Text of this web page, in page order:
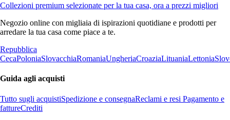
Collezioni premium selezionate per la tua casa, ora a prezzi migliori
Negozio online con migliaia di ispirazioni quotidiane e prodotti per
arredare la tua casa come piace a te.
Repubblica
CecaPoloniaSlovacchiaRomaniaUngheriaCroaziaLituaniaLettonia
Guida agli acquisti
Tutto sugli acquistiSpedizione e consegnaReclami e resi Pagamento e
fattureCrediti